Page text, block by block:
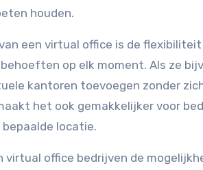
houden.
een virtual office is de
op elk moment. Als ze
kantoren toevoegen zonder
het ook gemakkelijker voor
locatie.
virtual office bedrijven de